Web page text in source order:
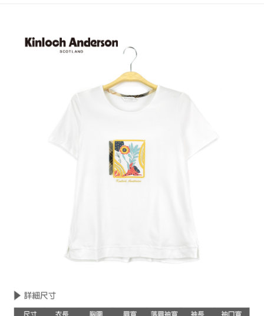
運送方式
每筆NT$60，滿NT$1,000(含以上)免運費